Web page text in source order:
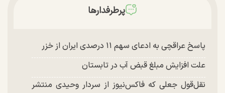
پرطرفدارها
پاسخ عراقچی به ادعای سهم ۱۱ درصدی ایران از خزر
علت افزایش مبلغ قبض آب در تابستان
نقل‌قول جعلی که فاکس‌نیوز از سردار وحیدی منتشر